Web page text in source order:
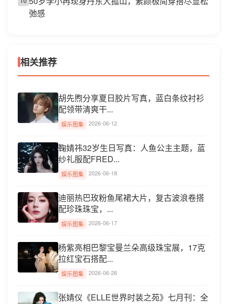
弛感
相关推荐
胡先煦分享夏日胶片写真，蓝白条纹衬衫
配领带清爽干...
娱乐图集 2026-06-12
鞠婧祎32岁生日写真：人鱼公主主题，蓝
纱礼服配FRED...
娱乐图集 2026-06-18
迪丽热巴玫粉鱼尾裙大片，复古波浪卷搭
配珍珠珠宝，...
娱乐图集 2026-06-17
杨紫亮相巴黎宝曼兰朵高级珠宝展，17克
拉红宝石搭配...
娱乐图集 2026-06-26
张婧仪《ELLE世界时装之苑》七月刊：全